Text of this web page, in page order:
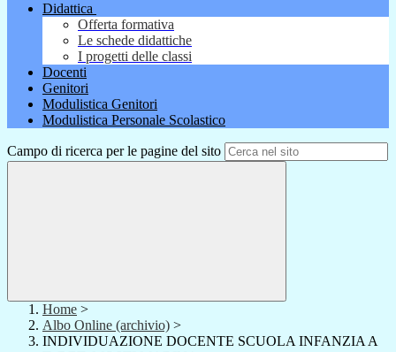
Didattica
Offerta formativa
Le schede didattiche
I progetti delle classi
Docenti
Genitori
Modulistica Genitori
Modulistica Personale Scolastico
Campo di ricerca per le pagine del sito
Home >
Albo Online (archivio) >
INDIVIDUAZIONE DOCENTE SCUOLA INFANZIA A